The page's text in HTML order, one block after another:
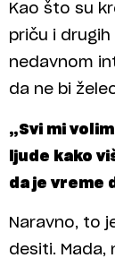
Kao što su
priču i drugih
nedavnom
da ne bi
„Svi mi
ljude kako
da je vreme
Naravno, to
desiti.